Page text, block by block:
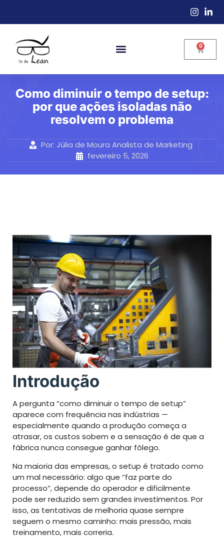
0
Como diminuir o tempo de setup:
por que ações isoladas não
resolvem o problema
Por: Júlia de Moura Analista de Marketing
fevereiro 5, 2026
Introdução
A pergunta “como diminuir o tempo de setup”
aparece com frequência nas indústrias —
especialmente quando a produção começa a
atrasar, os custos sobem e a sensação é de que a
fábrica nunca consegue ganhar fôlego.
Na maioria das empresas, o setup é tratado como
um mal necessário: algo que “faz parte do
processo”, depende do operador e dificilmente
pode ser reduzido sem grandes investimentos. Por
isso, as tentativas de melhoria quase sempre
seguem o mesmo caminho: mais pressão, mais
treinamento, mais correria.